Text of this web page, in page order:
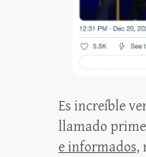
Es increíble
llamado
e informados,